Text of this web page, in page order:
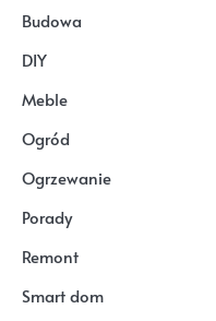
Budowa
DIY
Meble
Ogród
Ogrzewanie
Porady
Remont
Smart dom